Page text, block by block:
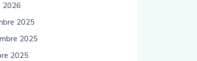
2026
2025
2025
2025